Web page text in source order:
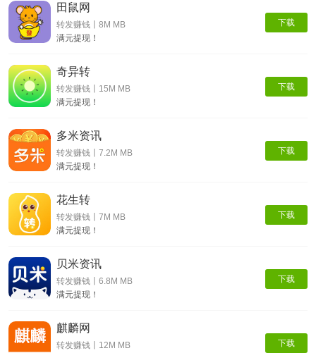
下载
田鼠网
转发赚钱丨8M MB
满元提现！
下载
奇异转
转发赚钱丨15M MB
满元提现！
下载
多米资讯
转发赚钱丨7.2M MB
满元提现！
下载
花生转
转发赚钱丨7M MB
满元提现！
下载
贝米资讯
转发赚钱丨6.8M MB
满元提现！
下载
麒麟网
转发赚钱丨12M MB